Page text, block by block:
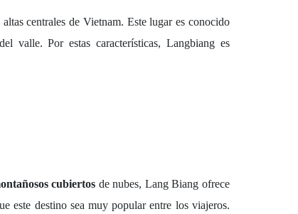
centrales de Vietnam. Este lugar es conocido
valle. Por estas características, Langbiang es
cubiertos de nubes, Lang Biang ofrece
este destino sea muy popular entre los viajeros.